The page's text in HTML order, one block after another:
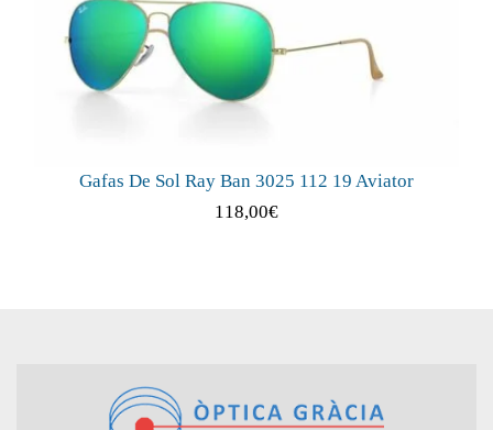
Gafas De Sol Ray Ban 3025 112 19 Aviator
118,00€